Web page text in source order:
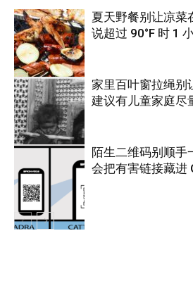
热点
夏天野餐别让凉菜
说超过 90°F 时 1
热点
家里百叶窗拉绳别
建议有儿童家庭尽
陌生二维码别顺手
会把有害链接藏进